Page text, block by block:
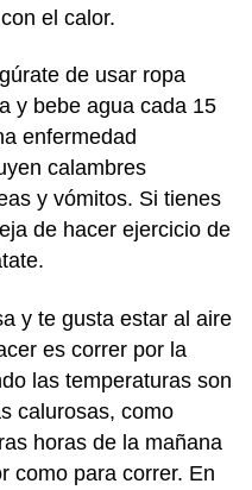
el calor.
de usar ropa
y bebe agua cada 15
enfermedad
calambres
y vómitos. Si tienes
de hacer ejercicio de
y te gusta estar al aire
es correr por la
las temperaturas son
calurosas, como
horas de la mañana
como para correr. En